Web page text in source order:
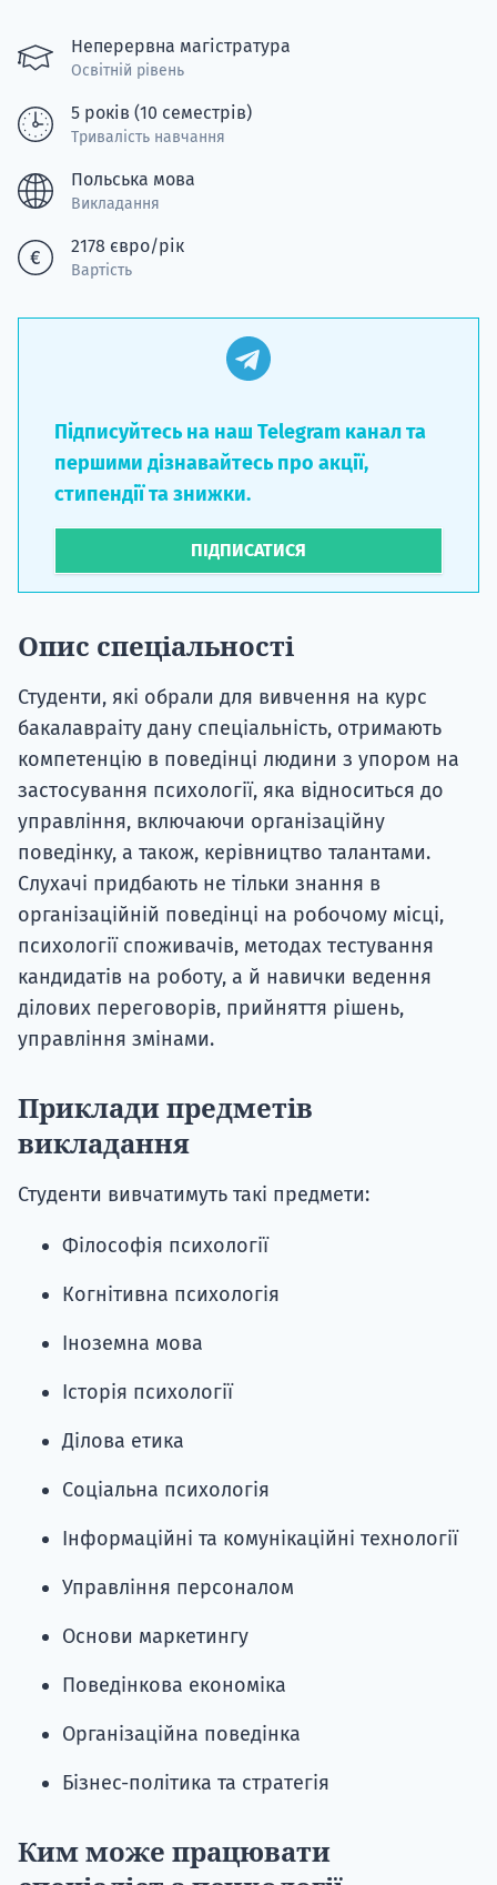
Неперервна магістратура
Освітній рівень
5 років (10 семестрів)
Тривалість навчання
Польська мова
Викладання
2178 євро/рік
Вартість
Підписуйтесь на наш Telegram канал та
першими дізнавайтесь про акції,
стипендії та знижки.
ПІДПИСАТИСЯ
Опис спеціальності
Студенти, які обрали для вивчення на курс
бакалавраіту дану спеціальність, отримають
компетенцію в поведінці людини з упором на
застосування психології, яка відноситься до
управління, включаючи організаційну
поведінку, а також, керівництво талантами.
Слухачі придбають не тільки знання в
організаційній поведінці на робочому місці,
психології споживачів, методах тестування
кандидатів на роботу, а й навички ведення
ділових переговорів, прийняття рішень,
управління змінами.
Приклади предметів
викладання
Студенти вивчатимуть такі предмети:
Філософія психології
Когнітивна психологія
Іноземна мова
Історія психології
Ділова етика
Соціальна психологія
Інформаційні та комунікаційні технології
Управління персоналом
Основи маркетингу
Поведінкова економіка
Організаційна поведінка
Бізнес-політика та стратегія
Ким може працювати